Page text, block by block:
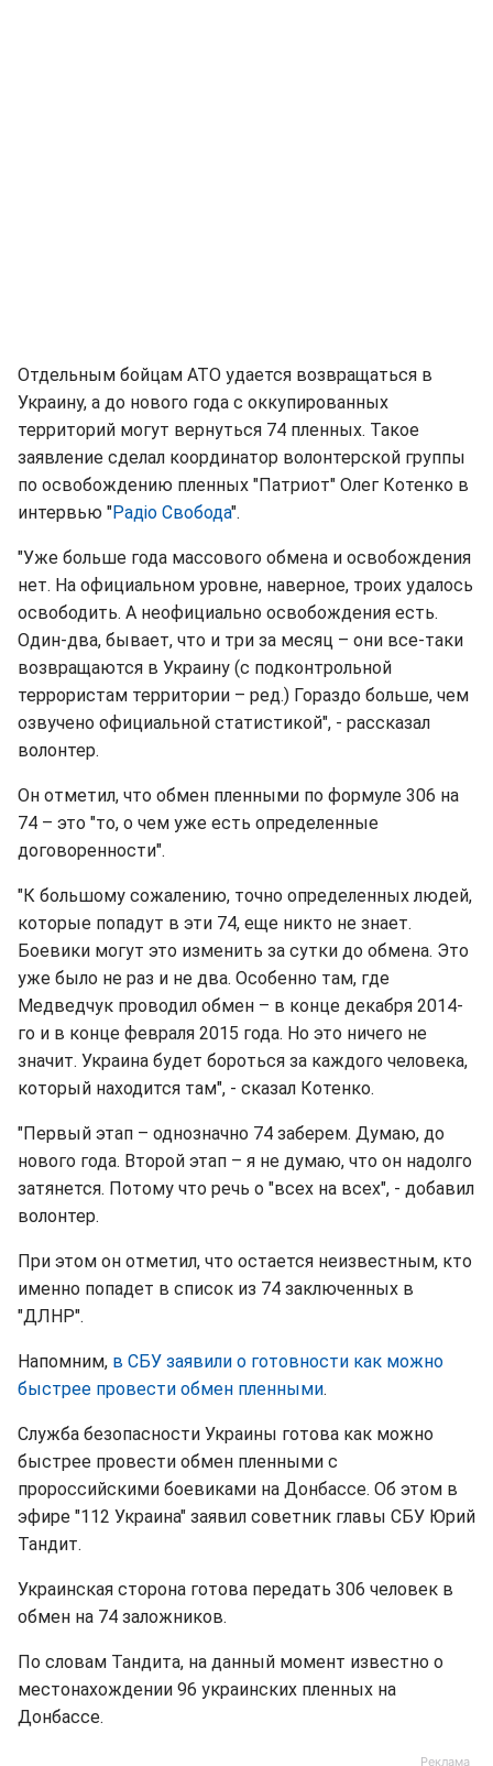
Отдельным бойцам АТО удается возвращаться в
Украину, а до нового года с оккупированных
территорий могут вернуться 74 пленных. Такое
заявление сделал координатор волонтерской группы
по освобождению пленных "Патриот" Олег Котенко в
интервью "Радіо Свобода".
"Уже больше года массового обмена и освобождения
нет. На официальном уровне, наверное, троих удалось
освободить. А неофициально освобождения есть.
Один-два, бывает, что и три за месяц – они все-таки
возвращаются в Украину (с подконтрольной
террористам территории – ред.) Гораздо больше, чем
озвучено официальной статистикой", - рассказал
волонтер.
Он отметил, что обмен пленными по формуле 306 на
74 – это "то, о чем уже есть определенные
договоренности".
"К большому сожалению, точно определенных людей,
которые попадут в эти 74, еще никто не знает.
Боевики могут это изменить за сутки до обмена. Это
уже было не раз и не два. Особенно там, где
Медведчук проводил обмен – в конце декабря 2014-
го и в конце февраля 2015 года. Но это ничего не
значит. Украина будет бороться за каждого человека,
который находится там", - сказал Котенко.
"Первый этап – однозначно 74 заберем. Думаю, до
нового года. Второй этап – я не думаю, что он надолго
затянется. Потому что речь о "всех на всех", - добавил
волонтер.
При этом он отметил, что остается неизвестным, кто
именно попадет в список из 74 заключенных в
"ДЛНР".
Напомним, в СБУ заявили о готовности как можно
быстрее провести обмен пленными.
Служба безопасности Украины готова как можно
быстрее провести обмен пленными с
пророссийскими боевиками на Донбассе. Об этом в
эфире "112 Украина" заявил советник главы СБУ Юрий
Тандит.
Украинская сторона готова передать 306 человек в
обмен на 74 заложников.
По словам Тандита, на данный момент известно о
местонахождении 96 украинских пленных на
Донбассе.